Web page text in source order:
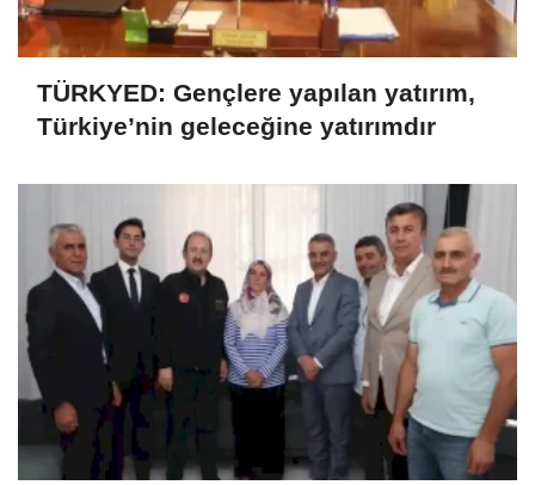
TÜRKYED: Gençlere yapılan yatırım,
Türkiye’nin geleceğine yatırımdır